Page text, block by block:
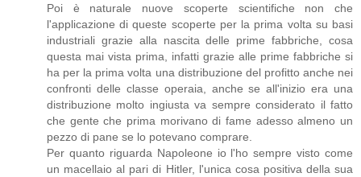
Poi è naturale nuove scoperte scientifiche non che
l'applicazione di queste scoperte per la prima volta su basi
industriali grazie alla nascita delle prime fabbriche, cosa
questa mai vista prima, infatti grazie alle prime fabbriche si
ha per la prima volta una distribuzione del profitto anche nei
confronti delle classe operaia, anche se all'inizio era una
distribuzione molto ingiusta va sempre considerato il fatto
che gente che prima morivano di fame adesso almeno un
pezzo di pane se lo potevano comprare.
Per quanto riguarda Napoleone io l'ho sempre visto come
un macellaio al pari di Hitler, l'unica cosa positiva della sua